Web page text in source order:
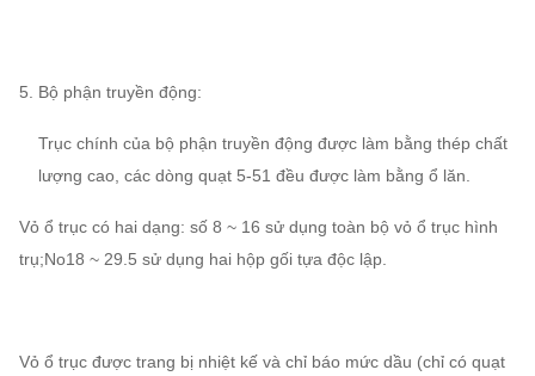
5. Bộ phận truyền động:
Trục chính của bộ phận truyền động được làm bằng thép chất
lượng cao, các dòng quạt 5-51 đều được làm bằng ổ lăn.
Vỏ ổ trục có hai dạng: số 8 ~ 16 sử dụng toàn bộ vỏ ổ trục hình
trụ;No18 ~ 29.5 sử dụng hai hộp gối tựa độc lập.
Vỏ ổ trục được trang bị nhiệt kế và chỉ báo mức dầu (chỉ có quạt